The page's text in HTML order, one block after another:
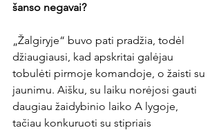
šanso negavai?
„Žalgiryje“ buvo pati pradžia, todėl
džiaugiausi, kad apskritai galėjau
tobulėti pirmoje komandoje, o žaisti su
jaunimu. Aišku, su laiku norėjosi gauti
daugiau žaidybinio laiko A lygoje,
tačiau konkuruoti su stipriais